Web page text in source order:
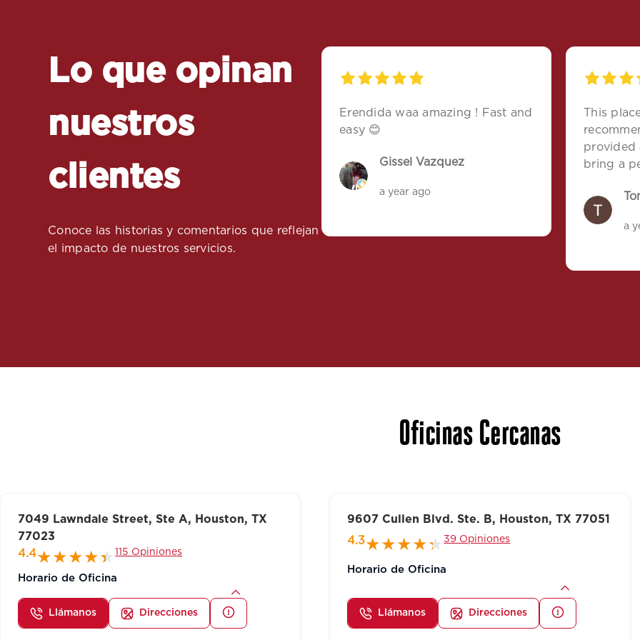
Lo que opinan
nuestros
clientes
Conoce las historias y comentarios que reflejan
el impacto de nuestros servicios.
Erendida waa amazing ! Fast and
easy 😊
Gissel Vazquez
a year ago
This
provided
bring a
helpful &
surely
a
Oficinas Cercanas
7049 Lawndale Street, Ste A, Houston, TX
77023
4.4
115 Opiniones
Horario de Oficina
Llámanos Direcciones
9607 Cullen Blvd. Ste. B, Houston, TX 77051
4.3
39 Opiniones
Horario de Oficina
Llámanos Direcciones